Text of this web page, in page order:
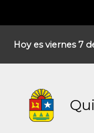
Hoy es viernes 7